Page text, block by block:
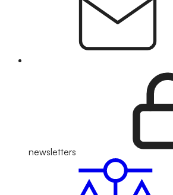
newsletters